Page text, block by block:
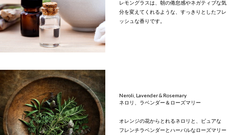
レモングラスは、朝の倦怠感やネガティブな気
分を変えてくれるような、すっきりとしたフレ
ッシュな香りです。
Neroli, Lavender & Rosemary
ネロリ、ラベンダー＆ローズマリー
オレンジの花からとれるネロリと、ピュアな
フレンチラベンダーとハーバルなローズマリー